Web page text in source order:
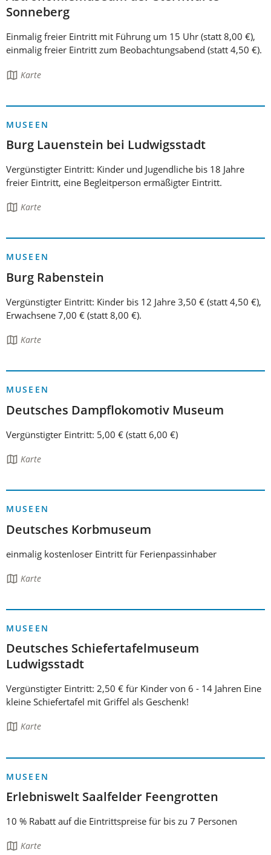
Sonneberg
Einmalig freier Eintritt mit Führung um 15 Uhr (statt 8,00 €),
einmalig freier Eintritt zum Beobachtungsabend (statt 4,50 €).
Die Karte
MUSEEN
Burg Lauenstein bei Ludwigsstadt
Vergünstigter Eintritt: Kinder und Jugendliche bis 18 Jahre
freier Eintritt, eine Begleitperson ermäßigter Eintritt.
Die Karte
MUSEEN
Burg Rabenstein
Vergünstigter Eintritt: Kinder bis 12 Jahre 3,50 € (statt 4,50 €),
Erwachsene 7,00 € (statt 8,00 €).
Die Karte
MUSEEN
Deutsches Dampflokomotiv Museum
Vergünstigter Eintritt: 5,00 € (statt 6,00 €)
Die Karte
MUSEEN
Deutsches Korbmuseum
einmalig kostenloser Eintritt für Ferienpassinhaber
Die Karte
MUSEEN
Deutsches Schiefertafelmuseum
Ludwigsstadt
Vergünstigter Eintritt: 2,50 € für Kinder von 6 - 14 Jahren Eine
kleine Schiefertafel mit Griffel als Geschenk!
Die Karte
MUSEEN
Erlebniswelt Saalfelder Feengrotten
10 % Rabatt auf die Eintrittspreise für bis zu 7 Personen
Die Karte